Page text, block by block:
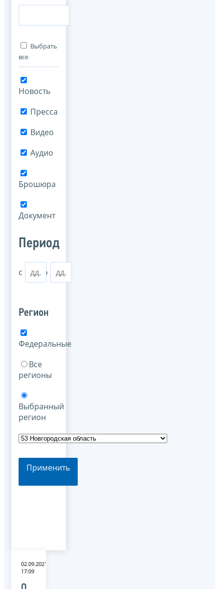
Выбрать
все
Новость
Пресса
Видео
Аудио
Брошюра
Документ
Период
с по
Регион
Федеральные
Все
регионы
Выбранный
регион
Применить
02.09.2021
17:09